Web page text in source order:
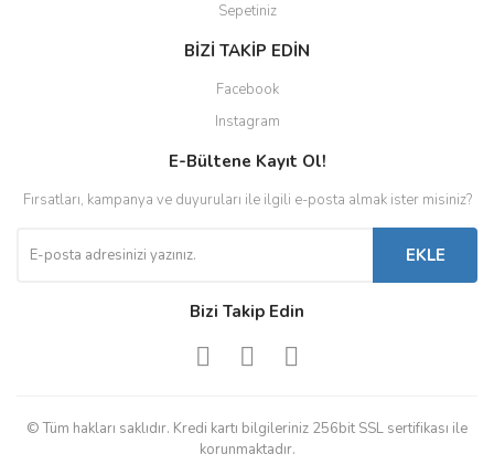
Sepetiniz
BİZİ TAKİP EDİN
Facebook
Instagram
E-Bültene Kayıt Ol!
Fırsatları, kampanya ve duyuruları ile ilgili e-posta almak ister misiniz?
EKLE
Bizi Takip Edin
© Tüm hakları saklıdır. Kredi kartı bilgileriniz 256bit SSL sertifikası ile
korunmaktadır.